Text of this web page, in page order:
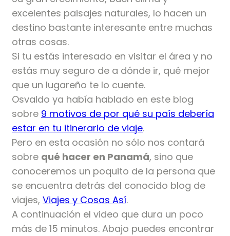
excelentes paisajes naturales, lo hacen un
destino bastante interesante entre muchas
otras cosas.
Si tu estás interesado en visitar el área y no
estás muy seguro de a dónde ir, qué mejor
que un lugareño te lo cuente.
Osvaldo ya había hablado en este blog
sobre 9 motivos de por qué su país debería
estar en tu itinerario de viaje.
Pero en esta ocasión no sólo nos contará
sobre qué hacer en Panamá, sino que
conoceremos un poquito de la persona que
se encuentra detrás del conocido blog de
viajes, Viajes y Cosas Así.
A continuación el video que dura un poco
más de 15 minutos. Abajo puedes encontrar